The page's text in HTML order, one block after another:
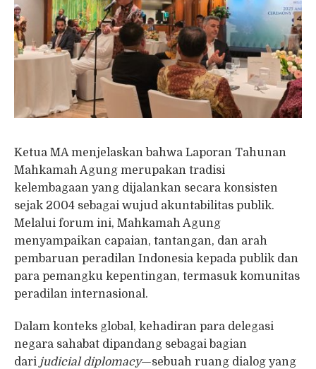
Ketua MA menjelaskan bahwa Laporan Tahunan
Mahkamah Agung merupakan tradisi
kelembagaan yang dijalankan secara konsisten
sejak 2004 sebagai wujud akuntabilitas publik.
Melalui forum ini, Mahkamah Agung
menyampaikan capaian, tantangan, dan arah
pembaruan peradilan Indonesia kepada publik dan
para pemangku kepentingan, termasuk komunitas
peradilan internasional.
Dalam konteks global, kehadiran para delegasi
negara sahabat dipandang sebagai bagian
dari judicial diplomacy—sebuah ruang dialog yang